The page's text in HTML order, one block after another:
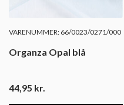
VARENUMMER: 66/0023/0271/000
Organza Opal blå
44,95 kr.